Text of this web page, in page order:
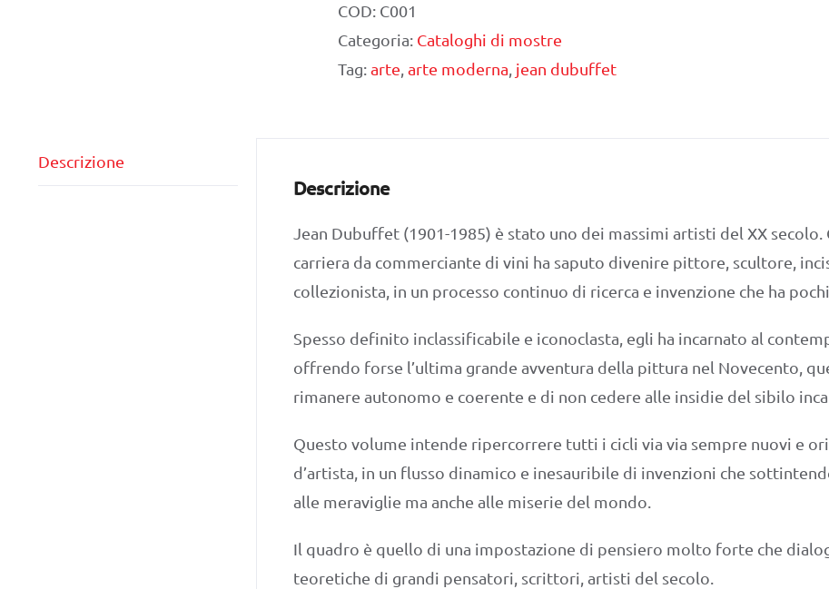
in
gioco
quantità
COD: C001
Categoria: Cataloghi di mostre
Tag:arte arte moderna jean dubuffet
Descrizione
Descrizione
Jean Dubuffet (1901-1985) è stato uno dei massimi artisti del XX
carriera da commerciante di vini ha saputo divenire pittore, scultore,
collezionista, in un processo continuo di ricerca e invenzione che ha
Spesso definito inclassificabile e iconoclasta, egli ha incarnato al
offrendo forse l’ultima grande avventura della pittura nel Novecento,
rimanere autonomo e coerente e di non cedere alle insidie del sibilo
Questo volume intende ripercorrere tutti i cicli via via sempre nuovi e
d’artista, in un flusso dinamico e inesauribile di invenzioni che
alle meraviglie ma anche alle miserie del mondo.
Il quadro è quello di una impostazione di pensiero molto forte che
teoretiche di grandi pensatori, scrittori, artisti del secolo.